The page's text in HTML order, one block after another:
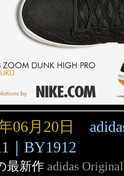
06月20日
｜BY1912
最新作 adidas